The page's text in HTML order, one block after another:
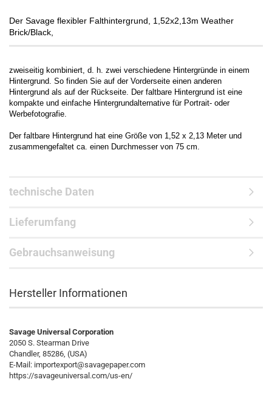
Der Savage flexibler Falthintergrund, 1,52x2,13m Weather
Brick/Black,
zweiseitig kombiniert, d. h. zwei verschiedene Hintergründe in einem
Hintergrund. So finden Sie auf der Vorderseite einen anderen
Hintergrund als auf der Rückseite. Der faltbare Hintergrund ist eine
kompakte und einfache Hintergrundalternative für Portrait- oder
Werbefotografie.
Der faltbare Hintergrund hat eine Größe von 1,52 x 2,13 Meter und
zusammengefaltet ca. einen Durchmesser von 75 cm.
technische Daten
Lieferumfang
Gebrauchsanweisung
Hersteller Informationen
Savage Universal Corporation
2050 S. Stearman Drive
Chandler, 85286, (USA)
E-Mail: importexport@savagepaper.com
https://savageuniversal.com/us-en/